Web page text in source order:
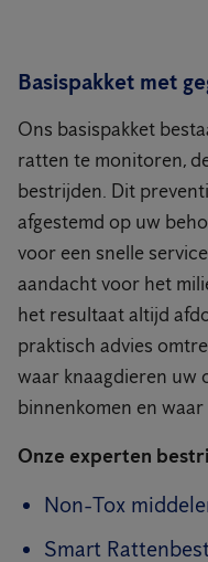
Basispakket met
Ons basispakket
ratten te monitoren,
bestrijden. Dit
afgestemd op uw
voor een snelle
aandacht voor het
het resultaat altijd
praktisch advies
waar knaagdieren uw
binnenkomen en
Onze experten
Non-Tox
Smart